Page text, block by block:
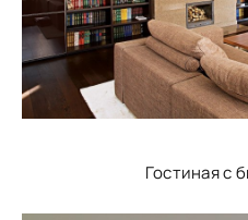
Гостиная с